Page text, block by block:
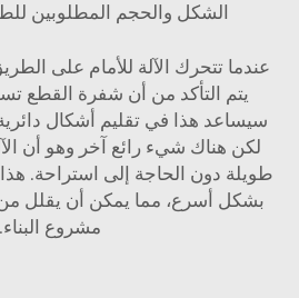
الشكل والحجم المطلوبين
عندما تتحرك الآلة للأمام على
يتم التأكد من أن شفرة القطع
سيساعد هذا في تقليم أشكال
لكن هناك شيء رائع آخر وهو أن
طويلة دون الحاجة إلى استراحة.
بشكل أسرع، مما يمكن أن يقلل
مشروع البناء.